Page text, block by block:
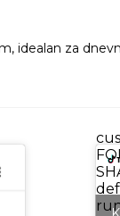
idealan za